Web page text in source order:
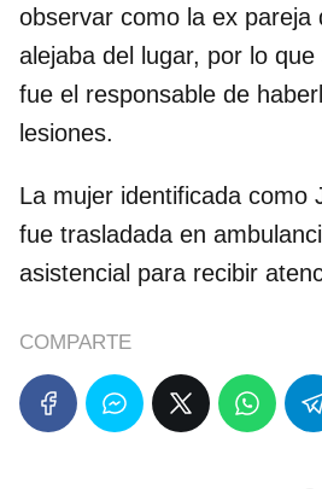
observar como la ex pareja
alejaba del lugar, por lo
fue el responsable de
lesiones.
La mujer identificada como
fue trasladada en
asistencial para recibir
COMPARTE